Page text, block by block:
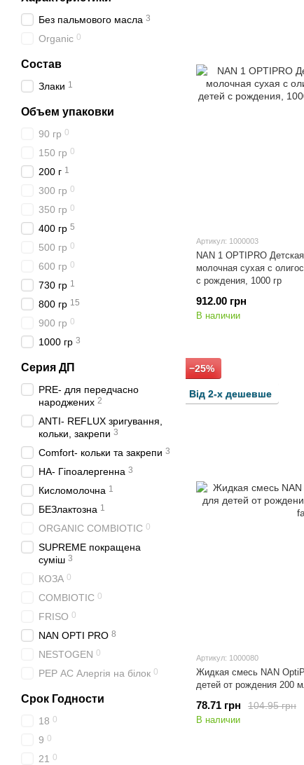
Артикул: 1000003
NAN 1 OPTIPRO
молочная сухая с
с рождения, 1000 гр
912.00 грн
В наличии
−25%
Від 2-х дешевше
Артикул: 1000080
Жидкая смесь NAN
детей от рождения 200
104.95 грн
78.71 грн
В наличии
Без пальмового масла 3
Organic 0
Состав
Злаки 1
Объем упаковки
90 гр 0
150 гр 0
200 г 1
300 гр 0
350 гр 0
400 гр 5
500 гр 0
600 гр 0
730 гр 1
800 гр 15
900 гр 0
1000 гр 3
Серия ДП
PRE- для передчасно
народжених 2
ANTI- REFLUX зригування,
кольки, закрепи 3
Comfort- кольки та закрепи 3
НА- Гіпоалергенна 3
Кисломолочна 1
БЕЗлактозна 1
ORGANIC COMBIOTIC 0
SUPREME покращена
суміш 3
КОЗА 0
COMBIOTIC 0
FRISO 0
NAN OPTI PRO 8
NESTOGEN 0
PEP АС Алергія на білок 0
Срок Годности
18 0
9 0
21 0